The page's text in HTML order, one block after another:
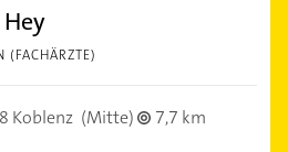
(FACHÄRZTE)
Koblenz (Mitte)
7,7 km